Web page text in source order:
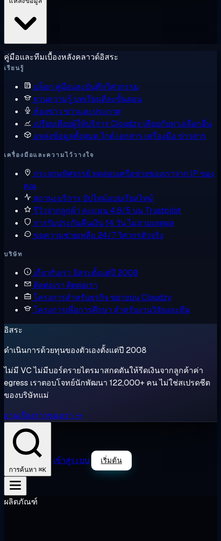
คู่มือและทีมเบื้องหลังคลาวด์อิสระ
เรียนรู้
บล็อก คู่มือและบันทึกวิศวกรรม
ฐานความรู้ บทเรียนทีละขั้นตอน
ห้องข่าว ข่าวและประกาศ
เปรียบเทียบผู้ให้บริการ Cloudzy เทียบกับทางเลือกอื่น
แหล่งข้อมูลทั้งหมดไกด์ เอกสาร เครื่องมือ ข่าวสาร
เครื่องมือและความไว้วางใจ
กระจกมหัศจรรย์ ทดสอบเครือข่ายของเราจาก IP ของ
คุณ
สถานะบริการ อัปไทม์แบบเรียลไทม์
รีวิวจากลูกค้า คะแนน 4.6/5 บน Trustpilot
การรับประกันคืนเงิน14 วัน ไม่ถามเหตุผล
ขอความช่วยเหลือ 24/7 วิศวกรตัวจริง
บริษัท
เกี่ยวกับเรา อิสระตั้งแต่ปี 2008
ติดต่อเรา ติดต่อเรา
โครงการสำหรับธุรกิจ ขยายบน Cloudzy
โครงการเพื่อการศึกษา สำหรับงานวิจัยและทีม
อิสระ
ดำเนินการด้วยทุนของตัวเองตั้งแต่ปี 2008
ไม่มี VC ไม่มีบอร์ดรายไตรมาสกดดันให้รีดเงินจากลูกค้าค่า
egress เราตอบโจทย์นักพัฒนา 122,000+ คน ไม่ใช่สเปรดชีต
ของบริษัทแม่
อ่านเรื่องราวของเรา →
การค้นหา ⌘K
เข้าสู่ระบบ เริ่มต้น
ผลิตภัณฑ์